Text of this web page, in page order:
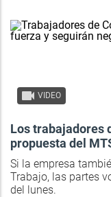
VIDEO
Los trabajadores
propuesta del
Si la empresa
Trabajo, las partes
del lunes.